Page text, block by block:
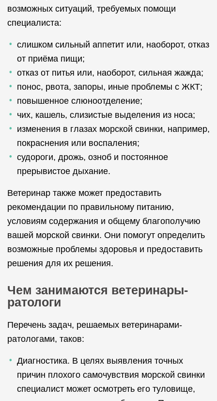
возможных ситуаций, требуемых помощи
специалиста:
слишком сильный аппетит или, наоборот, отказ
от приёма пищи;
отказ от питья или, наоборот, сильная жажда;
понос, рвота, запоры, иные проблемы с ЖКТ;
повышенное слюноотделение;
чих, кашель, слизистые выделения из носа;
изменения в глазах морской свинки, например,
покраснения или воспаления;
судороги, дрожь, озноб и постоянное
прерывистое дыхание.
Ветеринар также может предоставить
рекомендации по правильному питанию,
условиям содержания и общему благополучию
вашей морской свинки. Они помогут определить
возможные проблемы здоровья и предоставить
решения для их решения.
Чем занимаются ветеринары-
ратологи
Перечень задач, решаемых ветеринарами-
ратологами, таков:
Диагностика. В целях выявления точных
причин плохого самочувствия морской свинки
специалист может осмотреть его туловище,